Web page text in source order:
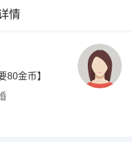
情
80金币】